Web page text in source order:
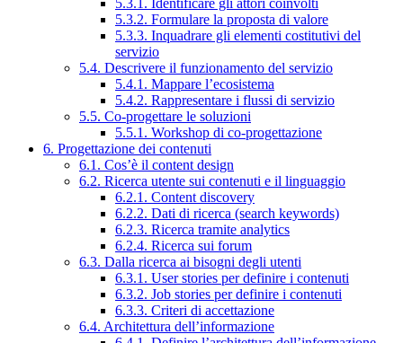
5.3.2. Formulare la proposta di valore
5.3.3. Inquadrare gli elementi costitutivi del
servizio
5.4. Descrivere il funzionamento del servizio
5.4.1. Mappare l’ecosistema
5.4.2. Rappresentare i flussi di servizio
5.5. Co-progettare le soluzioni
5.5.1. Workshop di co-progettazione
6. Progettazione dei contenuti
6.1. Cos’è il content design
6.2. Ricerca utente sui contenuti e il linguaggio
6.2.1. Content discovery
6.2.2. Dati di ricerca (search keywords)
6.2.3. Ricerca tramite analytics
6.2.4. Ricerca sui forum
6.3. Dalla ricerca ai bisogni degli utenti
6.3.1. User stories per definire i contenuti
6.3.2. Job stories per definire i contenuti
6.3.3. Criteri di accettazione
6.4. Architettura dell’informazione